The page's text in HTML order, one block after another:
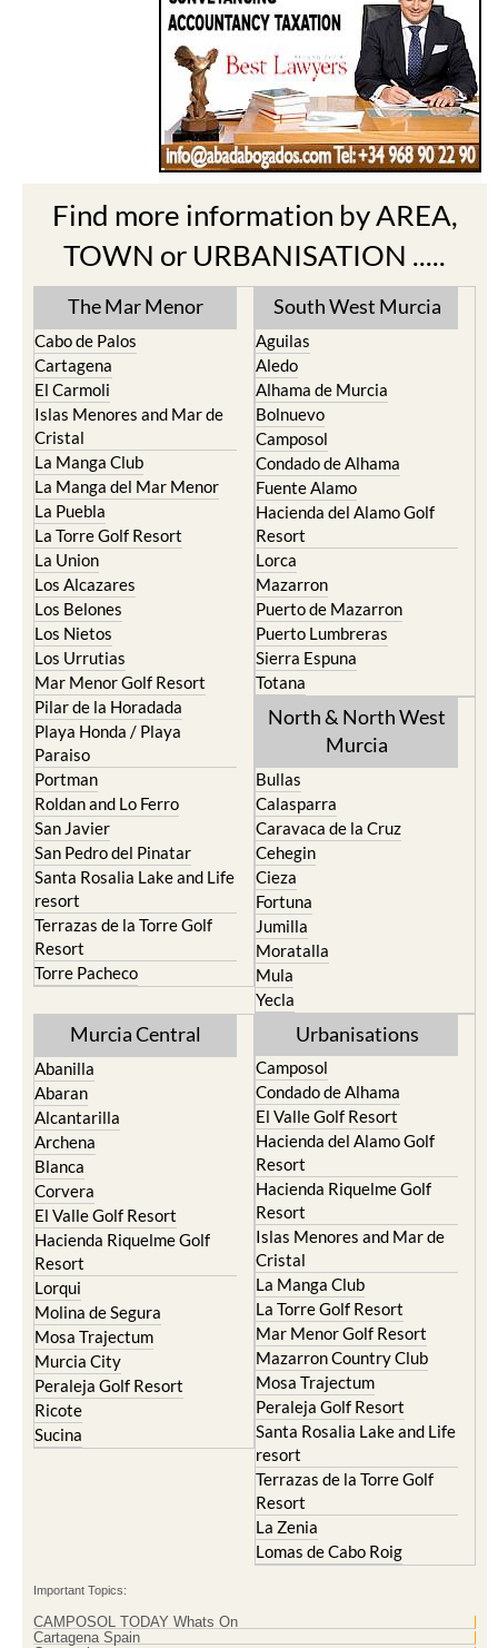
Find more information by AREA,
TOWN or URBANISATION .....
The Mar Menor
Cabo de Palos
Cartagena
El Carmoli
Islas Menores and Mar de
Cristal
La Manga Club
La Manga del Mar Menor
La Puebla
La Torre Golf Resort
La Union
Los Alcazares
Los Belones
Los Nietos
Los Urrutias
Mar Menor Golf Resort
Pilar de la Horadada
Playa Honda / Playa
Paraiso
Portman
Roldan and Lo Ferro
San Javier
San Pedro del Pinatar
Santa Rosalia Lake and Life
resort
Terrazas de la Torre Golf
Resort
Torre Pacheco
South West Murcia
Aguilas
Aledo
Alhama de Murcia
Bolnuevo
Camposol
Condado de Alhama
Fuente Alamo
Hacienda del Alamo Golf
Resort
Lorca
Mazarron
Puerto de Mazarron
Puerto Lumbreras
Sierra Espuna
Totana
North & North West
Murcia
Bullas
Calasparra
Caravaca de la Cruz
Cehegin
Cieza
Fortuna
Jumilla
Moratalla
Mula
Yecla
Murcia Central
Abanilla
Abaran
Alcantarilla
Archena
Blanca
Corvera
El Valle Golf Resort
Hacienda Riquelme Golf
Resort
Lorqui
Molina de Segura
Mosa Trajectum
Murcia City
Peraleja Golf Resort
Ricote
Sucina
Urbanisations
Camposol
Condado de Alhama
El Valle Golf Resort
Hacienda del Alamo Golf
Resort
Hacienda Riquelme Golf
Resort
Islas Menores and Mar de
Cristal
La Manga Club
La Torre Golf Resort
Mar Menor Golf Resort
Mazarron Country Club
Mosa Trajectum
Peraleja Golf Resort
Santa Rosalia Lake and Life
resort
Terrazas de la Torre Golf
Resort
La Zenia
Lomas de Cabo Roig
Important Topics:
CAMPOSOL TODAY Whats On
Cartagena Spain